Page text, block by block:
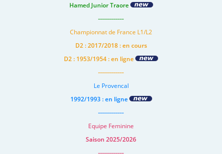
Hamed Junior Traore
-------------
Championnat de France L1/L2
D2 : 2017/2018 : en cours
D2 : 1953/1954 : en ligne
-------------
Le Provencal
1992/1993 : en ligne
-------------
Equipe Feminine
Saison 2025/2026